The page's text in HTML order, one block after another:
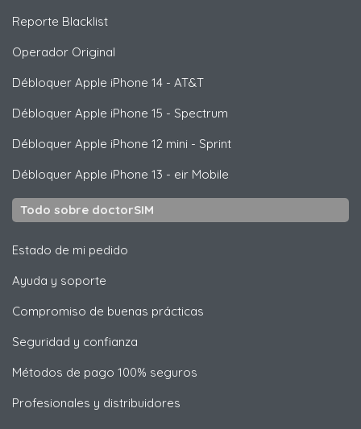
Reporte Blacklist
Operador Original
Débloquer Apple iPhone 14 - AT&T
Débloquer Apple iPhone 15 - Spectrum
Débloquer Apple iPhone 12 mini - Sprint
Débloquer Apple iPhone 13 - eir Mobile
Todo sobre doctorSIM
Estado de mi pedido
Ayuda y soporte
Compromiso de buenas prácticas
Seguridad y confianza
Métodos de pago 100% seguros
Profesionales y distribuidores